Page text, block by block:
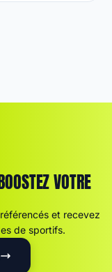
VOTRE
et recevez
de sportifs.